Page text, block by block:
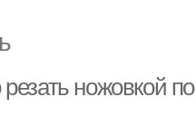
ножовкой